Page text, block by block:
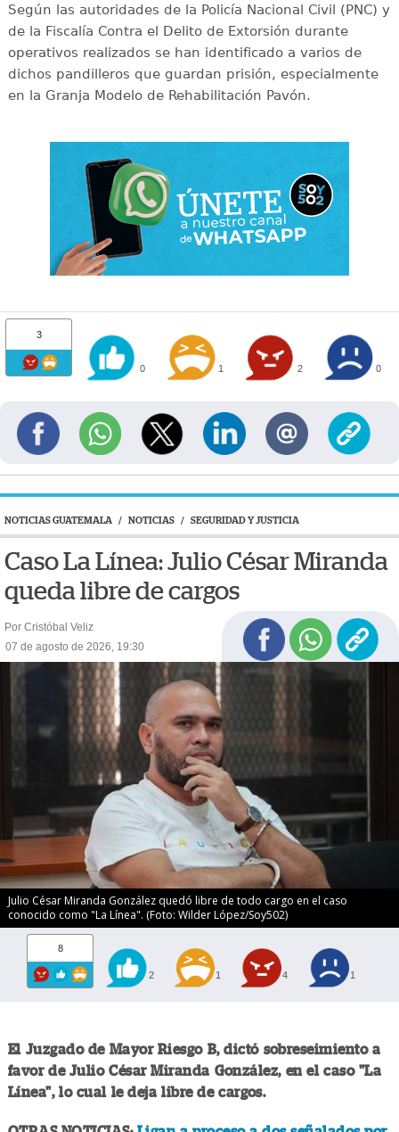
Según las autoridades de la Policía Nacional Civil (PNC) y
de la Fiscalía Contra el Delito de Extorsión durante
operativos realizados se han identificado a varios de
dichos pandilleros que guardan prisión, especialmente
en la Granja Modelo de Rehabilitación Pavón.
3
0 1 2 0
NOTICIAS GUATEMALA / NOTICIAS / SEGURIDAD Y JUSTICIA
Caso La Línea: Julio César Miranda
queda libre de cargos
Por Cristóbal Veliz
07 de agosto de 2026, 19:30
Julio César Miranda González quedó libre de todo cargo en el caso
conocido como "La Línea". (Foto: Wilder López/Soy502)
8
2 1 4 1
El Juzgado de Mayor Riesgo B, dictó sobreseimiento a
favor de Julio César Miranda González, en el caso "La
Línea", lo cual le deja libre de cargos.